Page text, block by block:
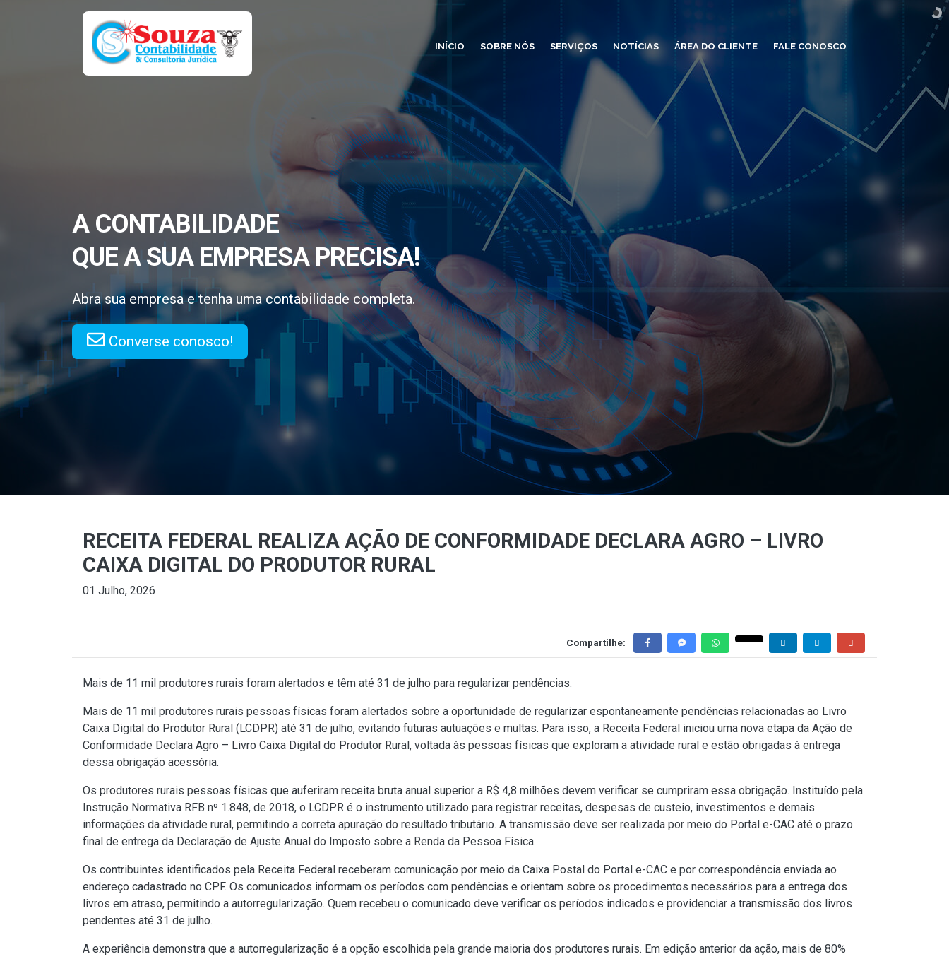
INÍCIO SOBRE NÓS SERVIÇOS NOTÍCIAS ÁREA DO CLIENTE FALE CONOSCO
A CONTABILIDADE
QUE A SUA EMPRESA PRECISA!
Abra sua empresa e tenha uma contabilidade completa.
Converse conosco!
RECEITA FEDERAL REALIZA AÇÃO DE CONFORMIDADE DECLARA AGRO – LIVRO
CAIXA DIGITAL DO PRODUTOR RURAL
01 Julho, 2026
Compartilhe:
Mais de 11 mil produtores rurais foram alertados e têm até 31 de julho para regularizar pendências.
Mais de 11 mil produtores rurais pessoas físicas foram alertados sobre a oportunidade de regularizar espontaneamente pendências relacionadas ao Livro
Caixa Digital do Produtor Rural (LCDPR) até 31 de julho, evitando futuras autuações e multas. Para isso, a Receita Federal iniciou uma nova etapa da Ação de
Conformidade Declara Agro – Livro Caixa Digital do Produtor Rural, voltada às pessoas físicas que exploram a atividade rural e estão obrigadas à entrega
dessa obrigação acessória.
Os produtores rurais pessoas físicas que auferiram receita bruta anual superior a R$ 4,8 milhões devem verificar se cumpriram essa obrigação. Instituído pela
Instrução Normativa RFB nº 1.848, de 2018, o LCDPR é o instrumento utilizado para registrar receitas, despesas de custeio, investimentos e demais
informações da atividade rural, permitindo a correta apuração do resultado tributário. A transmissão deve ser realizada por meio do Portal e-CAC até o prazo
final de entrega da Declaração de Ajuste Anual do Imposto sobre a Renda da Pessoa Física.
Os contribuintes identificados pela Receita Federal receberam comunicação por meio da Caixa Postal do Portal e-CAC e por correspondência enviada ao
endereço cadastrado no CPF. Os comunicados informam os períodos com pendências e orientam sobre os procedimentos necessários para a entrega dos
livros em atraso, permitindo a autorregularização. Quem recebeu o comunicado deve verificar os períodos indicados e providenciar a transmissão dos livros
pendentes até 31 de julho.
A experiência demonstra que a autorregularização é a opção escolhida pela grande maioria dos produtores rurais. Em edição anterior da ação, mais de 80%